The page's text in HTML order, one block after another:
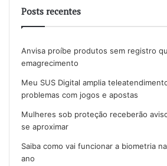
Posts recentes
Anvisa proíbe produtos sem registro
emagrecimento
Meu SUS Digital amplia
problemas com jogos e apostas
Mulheres sob proteção receberão
se aproximar
Saiba como vai funcionar a biometria
ano